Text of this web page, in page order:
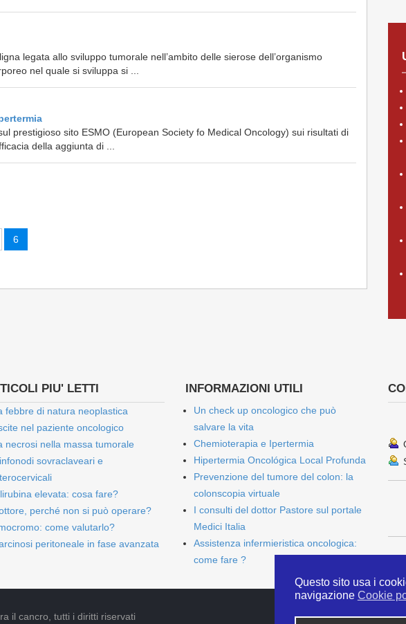
Questo sito usa i
navigazione Cookie
legata allo sviluppo tumorale nell’ambito delle sierose dell’organismo
nel quale si sviluppa si ...
prestigioso sito ESMO (European Society fo Medical Oncology) sui risultati di
della aggiunta di ...
6
PIU' LETTI
febbre di natura neoplastica
nel paziente oncologico
necrosi nella massa tumorale
sovraclaveari e
elevata: cosa fare?
perché non si può operare?
come valutarlo?
peritoneale in fase avanzata
INFORMAZIONI UTILI
Un check up oncologico che può
salvare la vita
Chemioterapia e Ipertermia
Hipertermia Oncológica Local Profunda
Prevenzione del tumore del colon: la
colonscopia virtuale
I consulti del dottor Pastore sul portale
Medici Italia
Assistenza infermieristica oncologica:
come fare ?
il cancro, tutti i diritti riservati